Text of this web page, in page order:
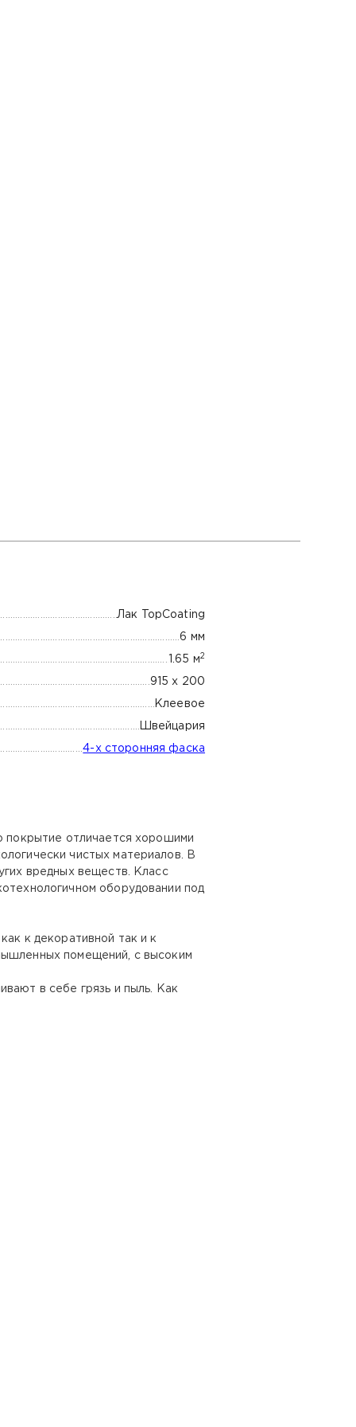
Лак TopCoating
6 мм
1.65 м 2
915 x 200
Клеевое
Швейцария
4-х сторонняя фаска
покрытие отличается хорошими
чистых материалов. В
вредных веществ. Класс
оборудовании под
к декоративной так и к
помещений, с высоким
в себе грязь и пыль. Как